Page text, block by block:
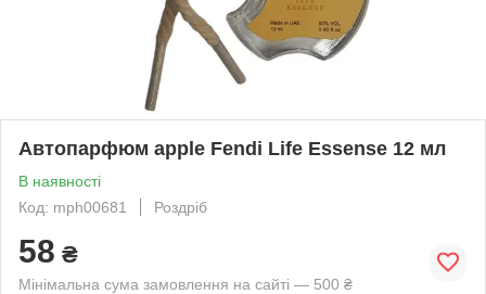
Автопарфюм apple Fendi Life Essense 12 мл
В наявності
Код: mph00681
Роздріб
58 ₴
Мінімальна сума замовлення на сайті — 500 ₴